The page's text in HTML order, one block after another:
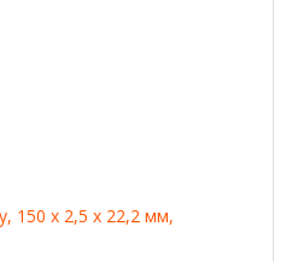
150 х 2,5 х 22,2 мм,